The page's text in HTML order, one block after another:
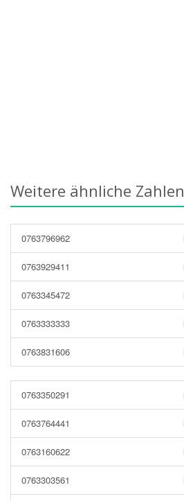
Weitere ähnliche Zahlen
0763796962
0763929411
0763345472
0763333333
0763831606
0763350291
0763764441
0763160622
0763303561